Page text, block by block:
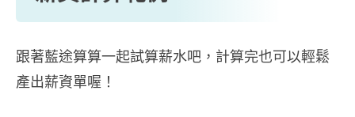
跟著藍途算算一起試算薪水吧，計算完也可以輕鬆
產出薪資單喔！